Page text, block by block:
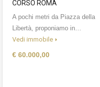
CORSO ROMA
A pochi metri da Piazza della
Libertà, proponiamo in…
Vedi immobile
€ 60.000,00